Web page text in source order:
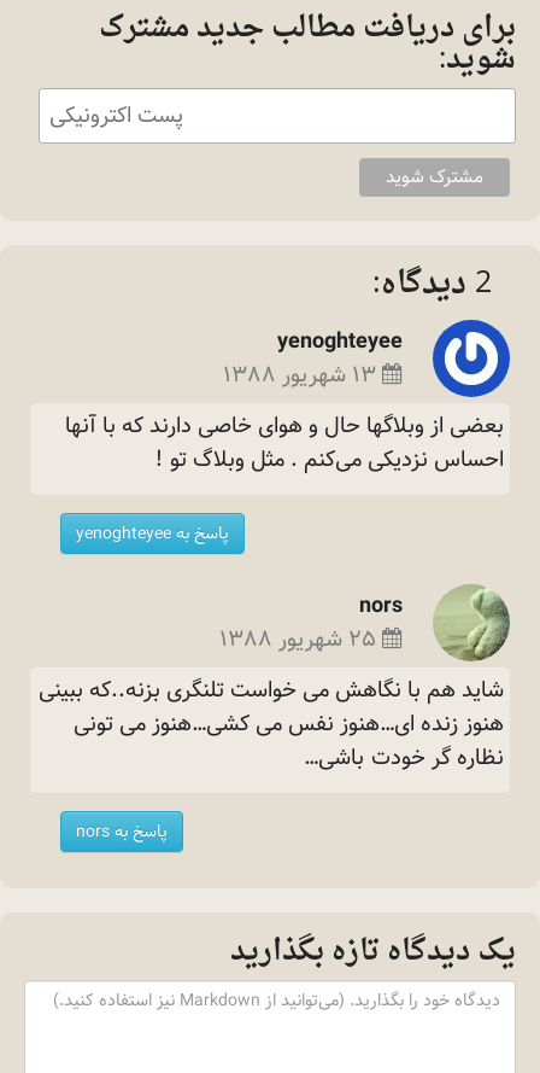
برای دریافت مطالب جدید مشترک
شوید:
2 دیدگاه:
yenoghteyee
۱۳ شهریور ۱۳۸۸
بعضی از وبلاگها حال و هوای خاصی دارند که با آنها
احساس نزدیکی می‌کنم . مثل وبلاگ تو !
پاسخ به yenoghteyee
nors
۲۵ شهریور ۱۳۸۸
شاید هم با نگاهش می خواست تلنگری بزنه..که ببینی
هنوز زنده ای…هنوز نفس می کشی…هنوز می تونی
نظاره گر خودت باشی…
پاسخ به nors
یک دیدگاه تازه بگذارید
Content